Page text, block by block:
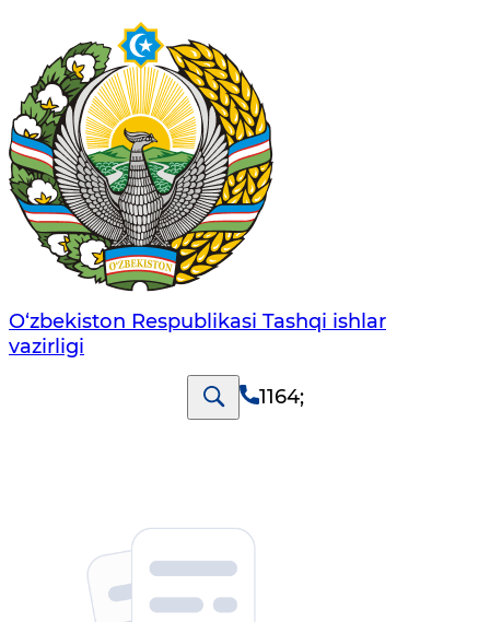
O‘zbеkistоn Rеspublikаsi Tashqi ishlаr
vаzirligi
1164;